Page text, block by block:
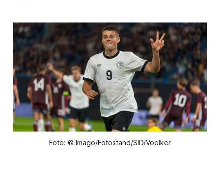
Foto: © Imago/Fotostand/SID/Voelker